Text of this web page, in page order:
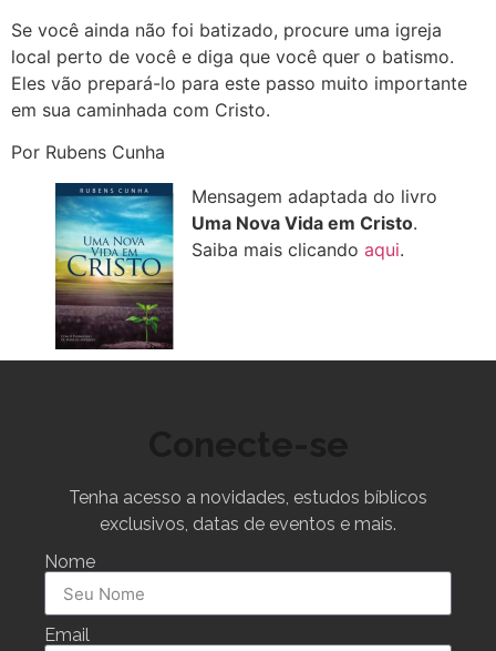
Se você ainda não foi batizado, procure uma igreja
local perto de você e diga que você quer o batismo.
Eles vão prepará-lo para este passo muito importante
em sua caminhada com Cristo.
Por Rubens Cunha
Mensagem adaptada do livro
Uma Nova Vida em Cristo.
Saiba mais clicando aqui.
Tenha acesso a novidades, estudos bíblicos
exclusivos, datas de eventos e mais.
Nome
Email